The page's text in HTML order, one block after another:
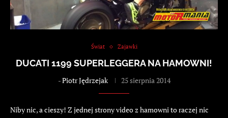
Świat Zajawki
DUCATI 1199 SUPERLEGGERA NA HAMOWNI!
-Piotr Jędrzejak 25 sierpnia 2014
Niby nic, a cieszy! Z jednej strony video z hamowni to raczej nic